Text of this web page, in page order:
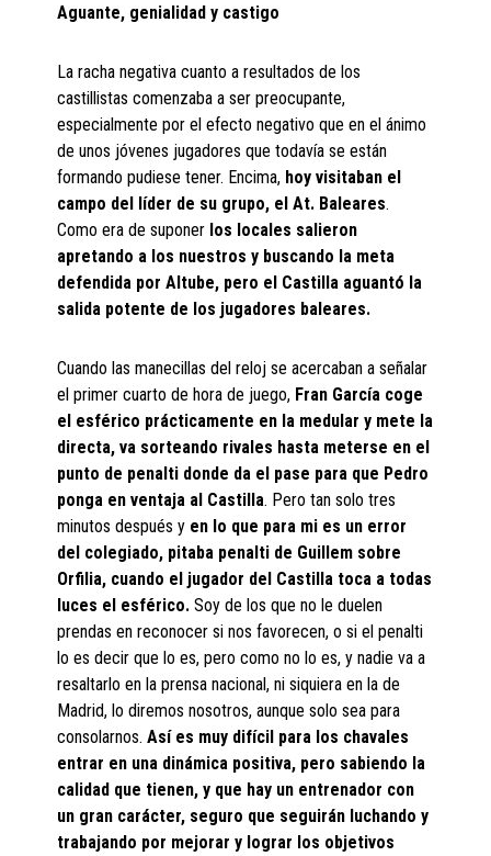
Aguante, genialidad y castigo
La racha negativa cuanto a resultados de los
castillistas comenzaba a ser preocupante,
especialmente por el efecto negativo que en el ánimo
de unos jóvenes jugadores que todavía se están
formando pudiese tener. Encima, hoy visitaban el
campo del líder de su grupo, el At. Baleares.
Como era de suponer los locales salieron
apretando a los nuestros y buscando la meta
defendida por Altube, pero el Castilla aguantó la
salida potente de los jugadores baleares.
Cuando las manecillas del reloj se acercaban a señalar
el primer cuarto de hora de juego, Fran García coge
el esférico prácticamente en la medular y mete la
directa, va sorteando rivales hasta meterse en el
punto de penalti donde da el pase para que Pedro
ponga en ventaja al Castilla. Pero tan solo tres
minutos después y en lo que para mi es un error
del colegiado, pitaba penalti de Guillem sobre
Orfilia, cuando el jugador del Castilla toca a todas
luces el esférico. Soy de los que no le duelen
prendas en reconocer si nos favorecen, o si el penalti
lo es decir que lo es, pero como no lo es, y nadie va a
resaltarlo en la prensa nacional, ni siquiera en la de
Madrid, lo diremos nosotros, aunque solo sea para
consolarnos. Así es muy difícil para los chavales
entrar en una dinámica positiva, pero sabiendo la
calidad que tienen, y que hay un entrenador con
un gran carácter, seguro que seguirán luchando y
trabajando por mejorar y lograr los objetivos